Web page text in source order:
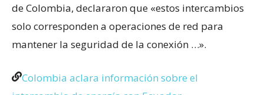
de Colombia, declararon que «estos intercambios
solo corresponden a operaciones de red para
mantener la seguridad de la conexión …».
Colombia aclara información sobre el